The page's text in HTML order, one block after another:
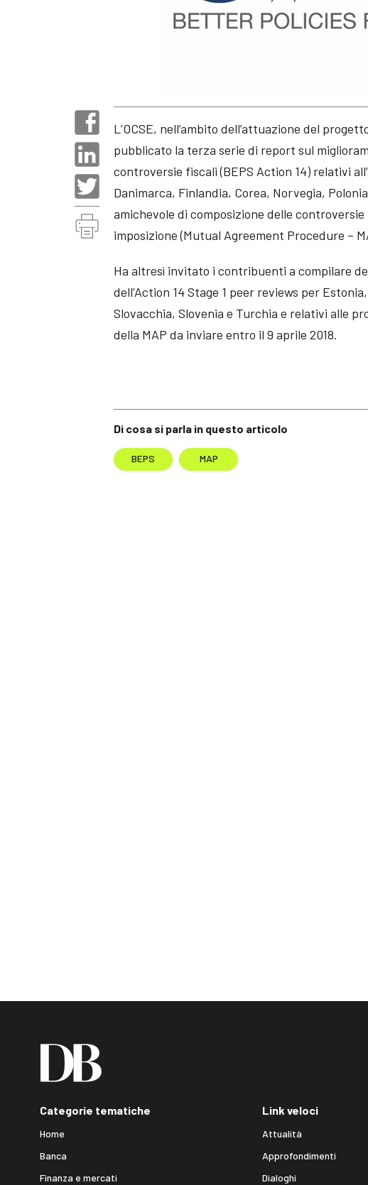
Di cosa si parla in questo articolo
BEPS MAP
L’OCSE, nell’ambito dell’attuazione del
pubblicato la terza serie di report sul
controversie fiscali (BEPS Action 14) relativi
Danimarca, Finlandia, Corea, Norvegia,
amichevole di composizione delle
imposizione (Mutual Agreement Procedure –
Ha altresì invitato i contribuenti a compilare
dell’Action 14 Stage 1 peer reviews per
Slovacchia, Slovenia e Turchia e relativi alle
della MAP da inviare entro il 9 aprile 2018.
Categorie tematiche
Home
Banca
Finanza e mercati
Link veloci
Attualità
Approfondimenti
Dialoghi